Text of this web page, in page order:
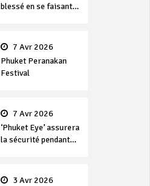
blessé en se faisant
7 Avr 2026
Phuket Peranakan
Festival
7 Avr 2026
‘Phuket Eye’ assurera
la sécurité pendant
3 Avr 2026